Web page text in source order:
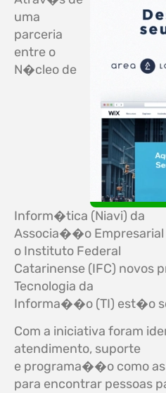
uma
parceria
entre o
N�cleo de
Inform�tica (Niavi) da
Associa��o Empresarial
o Instituto Federal
Catarinense (IFC) novos
Tecnologia da
Informa��o (TI) est�o
Com a iniciativa foram
atendimento, suporte
e programa��o como
para encontrar pessoas